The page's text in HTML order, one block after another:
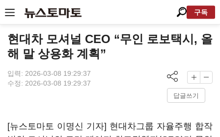
구독
현대차 모셔널 CEO “무인 로보택시, 올
해 말 상용화 계획”
입력: 2026-03-08 19:29:37
수정: 2026-03-08 19:29:37
답글쓰기
[뉴스토마토 이명신 기자] 현대차그룹 자율주행 합작